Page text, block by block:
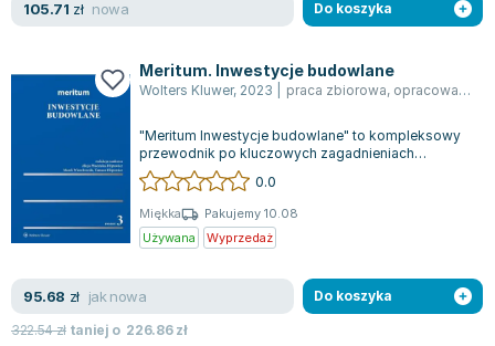
105.71 zł nowa Do koszyka
Meritum. Inwestycje budowlane
Wolters Kluwer, 2023 praca zbiorowa, opracowanie zbiorowe
"Meritum Inwestycje budowlane" to kompleksowy
przewodnik po kluczowych zagadnieniach
dotyczących przygotowania, realizacji oraz uż...
0.0
Miękka
Pakujemy 10.08
Używana
Wyprzedaż
95.68 zł jak nowa
322.54zł taniej o 226.86zł
Do koszyka